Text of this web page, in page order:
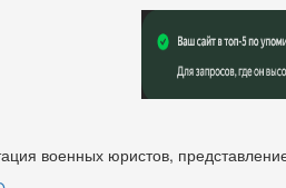
военных юристов,